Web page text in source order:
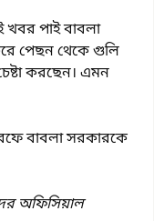
খবর পাই বাবলা
পেছন থেকে গুলি
করছেন। এমন
বাবলা সরকারকে
অফিসিয়াল